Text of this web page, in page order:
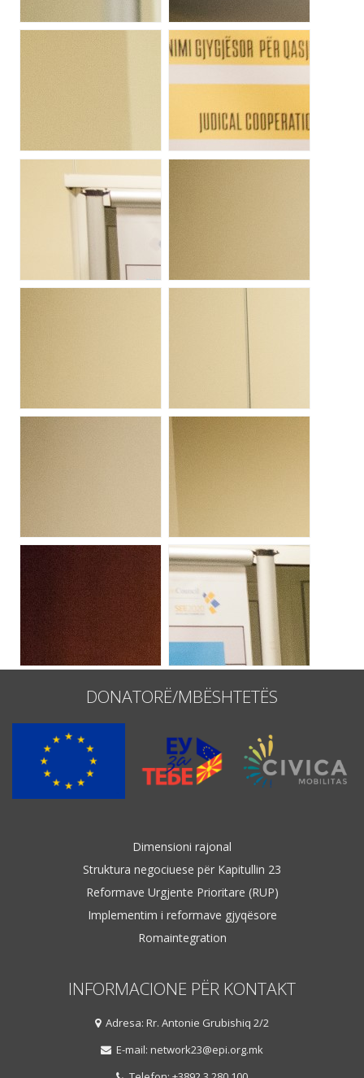
DONATORË/MBËSHTETËS
Dimensioni rajonal
Struktura negociuese për Kapitullin 23
Reformave Urgjente Prioritare (RUP)
Implementim i reformave gjyqësore
Romaintegration
INFORMACIONE PËR KONTAKT
Adresa: Rr. Antonie Grubishiq 2/2
E-mail: network23@epi.org.mk